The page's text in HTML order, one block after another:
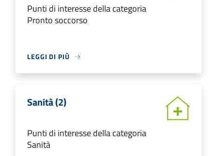
Punti di interesse della categoria
Pronto soccorso
LEGGI DI PIÙ
Sanità (2)
Punti di interesse della categoria
Sanità